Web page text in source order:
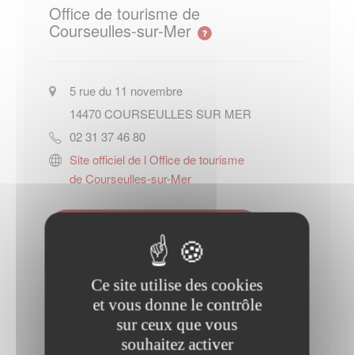
Office de tourisme de
Courseulles-sur-Mer
5 rue du 11 novembre
14470COURSEULLES SUR MER
02 31 37 46 80
Site officiel de l Office de tourisme
de Courseulles-sur-Mer
Ce site utilise des cookies
et vous donne le contrôle
sur ceux que vous
souhaitez activer